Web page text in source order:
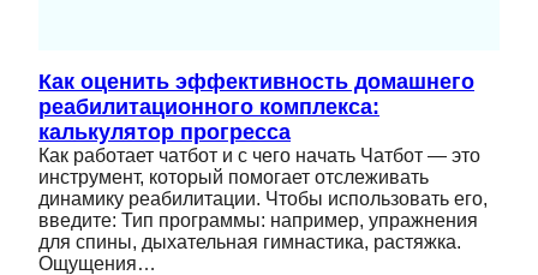
Как оценить эффективность домашнего
реабилитационного комплекса:
калькулятор прогресса
Как работает чатбот и с чего начать Чатбот — это
инструмент, который помогает отслеживать
динамику реабилитации. Чтобы использовать его,
введите: Тип программы: например, упражнения
для спины, дыхательная гимнастика, растяжка.
Ощущения…